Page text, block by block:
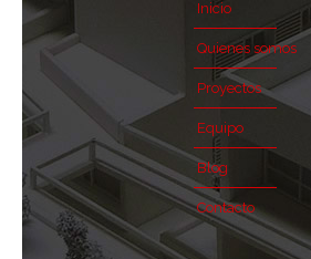
Inicio
Quienes somos
Proyectos
Equipo
Blog
Contacto